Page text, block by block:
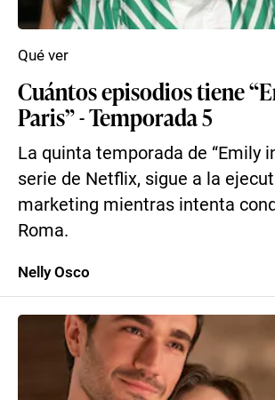
Cuántos episodios tiene
Paris” - Temporada 5
La quinta temporada de “Emily
serie de Netflix, sigue a la
marketing mientras intenta
Roma.
Qué ver
Nelly Osco